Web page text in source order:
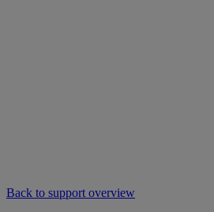
Back to support overview